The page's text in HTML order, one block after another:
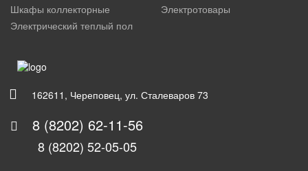
Шкафы коллекторные
Электротовары
Электрический теплый пол
162611, Череповец, ул. Сталеваров 73
8 (8202) 62-11-56
8 (8202) 52-05-05